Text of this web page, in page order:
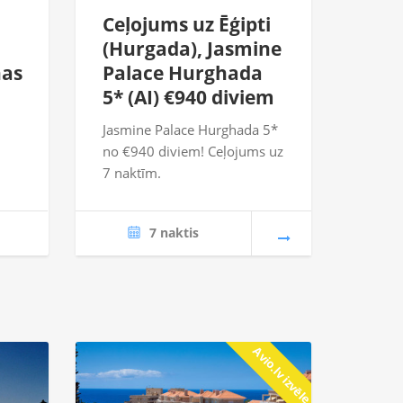
Ceļojums uz Ēģipti
(Hurgada), Jasmine
Palace Hurghada
5* (AI) €940 diviem
Jasmine Palace Hurghada 5*
no €940 diviem! Ceļojums uz
7 naktīm.
7 naktis
Avio.lv izvēle